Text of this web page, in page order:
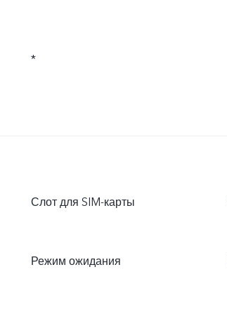
*
Слот для SIM-карты
Режим ожидания